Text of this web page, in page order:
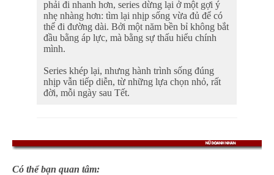
phải đi nhanh hơn, series dừng lại ở một gợi ý
nhẹ nhàng hơn: tìm lại nhịp sống vừa đủ để có
thể đi đường dài. Bởi một năm bền bỉ không bắt
đầu bằng áp lực, mà bằng sự thấu hiểu chính
mình.
Series khép lại, nhưng hành trình sống đúng
nhịp vẫn tiếp diễn, từ những lựa chọn nhỏ, rất
đời, mỗi ngày sau Tết.
Có thể bạn quan tâm: